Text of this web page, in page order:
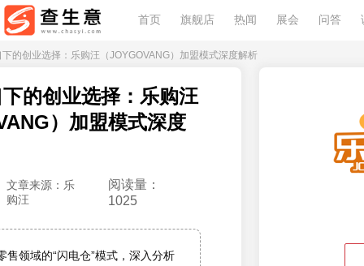
首页 旗舰店 热闻 展会 问答
的创业选择：乐购汪（JOYGOVANG）加盟模式深度解析
的创业选择：乐购汪
）加盟模式深度
文章来源：乐
购汪
阅读量：
1025
售领域的“闪电仓”模式，深入分析